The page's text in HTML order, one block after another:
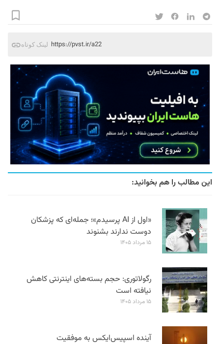
لینک کوتاه https://pvst.ir/a22
این مطالب را هم بخوانید:
«اول از AI پرسیدم»؛ جمله‌ای که پزشکان
دوست ندارند بشنوند
۱۵ مرداد ۱۴۰۵
رگولاتوری: حجم بسته‌های اینترنتی کاهش
نیافته است
۱۵ مرداد ۱۴۰۵
آینده اسپیس‌ایکس به موفقیت